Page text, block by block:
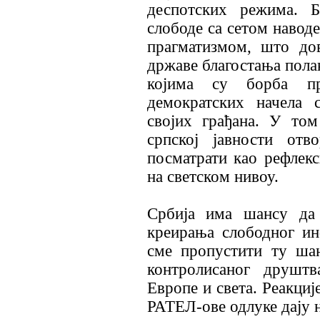
деспотских режима.
слободе са сетом
прагматизмом, што
државе благостања
којима су борба
демократских
својих грађана. У
српској јавности
посматрати као
на светском нивоу.
Србија има шансу да
креирања слободног
сме пропустити ту
контролисаног
Европе и света.
РАТЕЛ-ове одлуке дају